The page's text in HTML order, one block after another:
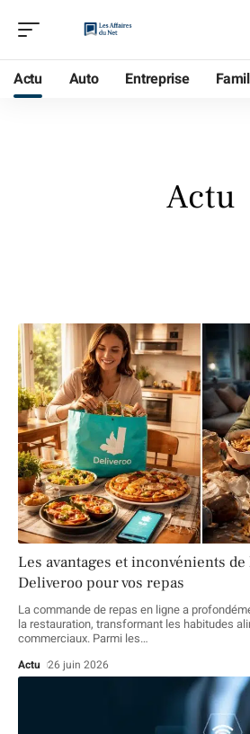
Actu Auto Entreprise
Actu
Les avantages et inconvénients
Deliveroo pour vos repas
La commande de repas en ligne a
la restauration, transformant les habitudes
commerciaux. Parmi les…
Actu 26 juin 2026